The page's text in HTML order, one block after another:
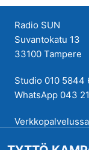
Radio SUN
Suvantokatu 13
33100 Tampere
Studio 010 5844
WhatsApp 043